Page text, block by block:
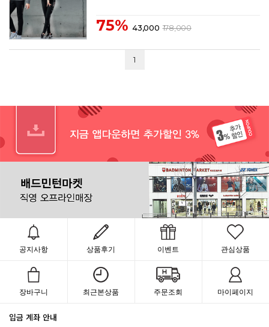
75% 43,000 178,000
1
공지사항 상품후기 이벤트 관심상품
장바구니 최근본상품 주문조회 마이페이지
입금 계좌 안내